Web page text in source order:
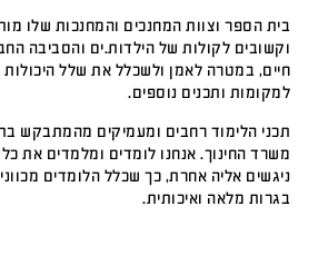
בית הספר וצוות המחנכים והמחנכות שלו
וקשובים לקולות של הילדות.ים והסביבה
חיים, במטרה לאמן ולשכלל את שלל
למקומות ותכנים נוספים.
תכני הלימוד רחבים ומעמיקים מהמתבקש
משרד החינוך. אנחנו לומדים ומלמדים את
ניגשים אליה אחרת, כך שכלל הלומדים
בגרות מלאה ואיכותית.